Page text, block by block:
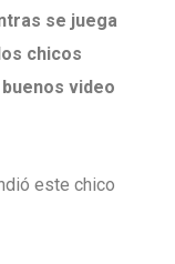
se juega
chicos
video
este chico